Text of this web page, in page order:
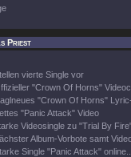
Priest
vierte Single vor
"Crown Of Horns"
"Crown Of Horns"
"Panic Attack" Video
Videosingle zu "Trial By
Album-Vorbote samt
Single "Panic Attack"